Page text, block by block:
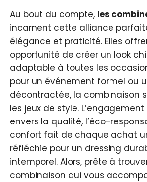
Au bout du compte, les
incarnent cette alliance
élégance et praticité. Elles
opportunité de créer un look
adaptable à toutes les
pour un événement formel ou
décontractée, la combinaison
les jeux de style.
envers la qualité, l’éco-
confort fait de chaque achat
réfléchie pour un dressing
intemporel. Alors, prête à
combinaison qui vous